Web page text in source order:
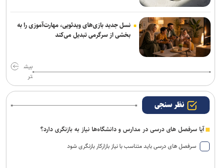
نسل جدید بازی‌های ویدئویی، مهارت‌آموزی را به
بخشی از سرگرمی تبدیل می‌کند
بیش
تر
نظر سنجی
آیا سرفصل های درسی در مدارس و دانشگاه‌ها نیاز به بازنگری دارد؟
سرفصل های درسی باید متناسب با نیاز بازارکار بازنگری شود